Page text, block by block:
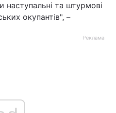
наступальні та штурмові
окупантів", –
Реклама